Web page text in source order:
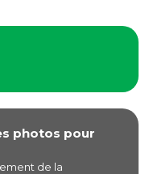
photos pour
de la